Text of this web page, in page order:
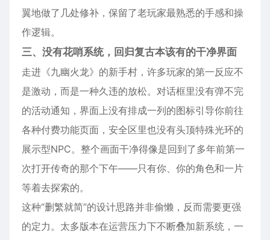
翼地做了几处修补，保留了老玩家最熟悉的手感和操
作逻辑。
三、没有花哨系统，回归复古本该有的干净界面
走进《九幽火龙》的新手村，许多玩家的第一反应不
是激动，而是一种久违的放松。对话框里没有弹不完
的活动通知，界面上没有排成一列的图标引导你前往
各种付费功能页面，安全区里也没有头顶特殊光环的
展示型NPC。整个画面干净得像是回到了多年前第一
次打开传奇的那个下午——只有你、你的角色和一片
等着去探索的。
这种“删繁就简”的设计思路并非偷懒，反而需要更强
的定力。太多版本在运营压力下不断叠加新系统，一